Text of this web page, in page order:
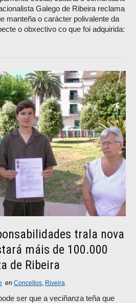
Galego de Ribeira reclama
manteña o carácter polivalente da
o obxectivo co que foi adquirida:
trala nova
máis de 100.000
de Ribeira
en Concellos Riveira
ser que a veciñanza teña que